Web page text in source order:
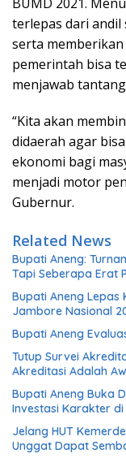
terlepas dari
serta
pemerintah bisa
menjawab
“Kita akan
didaerah agar
ekonomi bagi
menjadi motor
Gubernur.
Related News
Bupati Aneng:
Tapi Seberapa Erat
Bupati Aneng Lepas
Jambore Nasional
Bupati Aneng
Tutup Survei
Akreditasi Adalah
Bupati Aneng Buka
Investasi Karakter di
Jelang HUT
Unggat Dapat